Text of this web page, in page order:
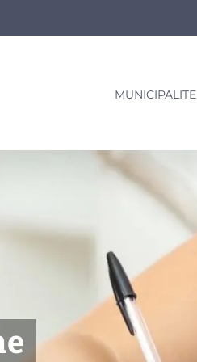
MUNICIPALITE